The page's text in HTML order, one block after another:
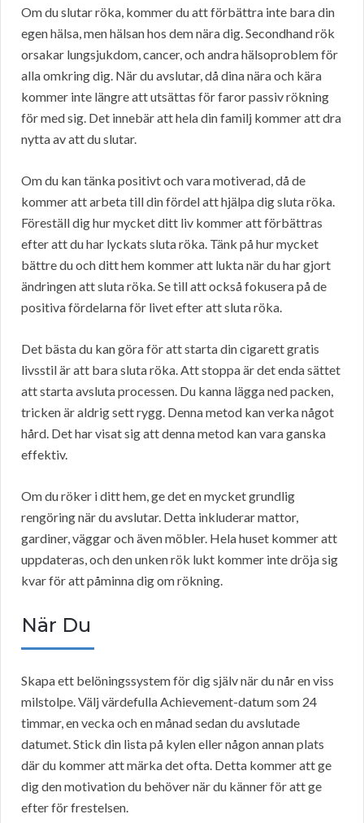
Om du slutar röka, kommer du att förbättra inte bara din
egen hälsa, men hälsan hos dem nära dig. Secondhand rök
orsakar lungsjukdom, cancer, och andra hälsoproblem för
alla omkring dig. När du avslutar, då dina nära och kära
kommer inte längre att utsättas för faror passiv rökning
för med sig. Det innebär att hela din familj kommer att dra
nytta av att du slutar.
Om du kan tänka positivt och vara motiverad, då de
kommer att arbeta till din fördel att hjälpa dig sluta röka.
Föreställ dig hur mycket ditt liv kommer att förbättras
efter att du har lyckats sluta röka. Tänk på hur mycket
bättre du och ditt hem kommer att lukta när du har gjort
ändringen att sluta röka. Se till att också fokusera på de
positiva fördelarna för livet efter att sluta röka.
Det bästa du kan göra för att starta din cigarett gratis
livsstil är att bara sluta röka. Att stoppa är det enda sättet
att starta avsluta processen. Du kanna lägga ned packen,
tricken är aldrig sett rygg. Denna metod kan verka något
hård. Det har visat sig att denna metod kan vara ganska
effektiv.
Om du röker i ditt hem, ge det en mycket grundlig
rengöring när du avslutar. Detta inkluderar mattor,
gardiner, väggar och även möbler. Hela huset kommer att
uppdateras, och den unken rök lukt kommer inte dröja sig
kvar för att påminna dig om rökning.
När Du
Skapa ett belöningssystem för dig själv när du når en viss
milstolpe. Välj värdefulla Achievement-datum som 24
timmar, en vecka och en månad sedan du avslutade
datumet. Stick din lista på kylen eller någon annan plats
där du kommer att märka det ofta. Detta kommer att ge
dig den motivation du behöver när du känner för att ge
efter för frestelsen.